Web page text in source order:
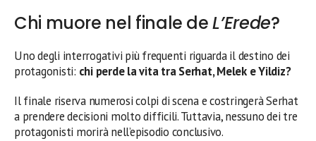
Chi muore nel finale deL’Erede?
Uno degli interrogativi più frequenti riguarda il destino dei
protagonisti: chi perde la vita tra Serhat, Melek e Yildiz?
Il finale riserva numerosi colpi di scena e costringerà Serhat
a prendere decisioni molto difficili. Tuttavia, nessuno dei tre
protagonisti morirà nell’episodio conclusivo.